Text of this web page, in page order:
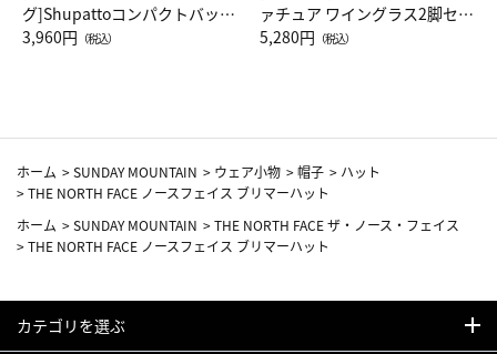
グ]Shupattoコンパクトバッグ
Drop JAL客室乗務員（LC）ス
3,960円 （税込）
ァチュア ワイングラス2脚セッ
ト（レッドワイン）
5,280円 （税込）
ホーム >SUNDAY MOUNTAIN > ウェア小物 >帽子 > ハット
>THE NORTH FACE ノースフェイス ブリマーハット
ホーム >SUNDAY MOUNTAIN >THE NORTH FACE ザ・ノース・フェイス
>THE NORTH FACE ノースフェイス ブリマーハット
カテゴリを選ぶ